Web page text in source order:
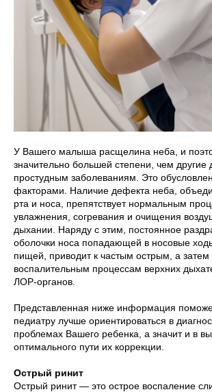
У Вашего малыша расщелина неба, и
значительно большей степени, чем другие
простудным заболеваниям. Это
факторами. Наличие дефекта неба,
рта и носа, препятствует нормальным
увлажнения, согревания и очищения
дыхании. Наряду с этим, постоянное
оболочки носа попадающей в носовые
пищей, приводит к частым острым, а затем
воспалительным процессам верхних
ЛОР-органов.
Представленная ниже информация
педиатру лучше ориентироваться в
проблемах Вашего ребенка, а значит и в
оптимального пути их коррекции.
Острый ринит
Острый ринит — это острое воспаление